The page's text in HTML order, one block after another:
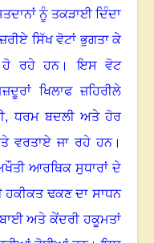
ਨੂੰ ਤਕੜਾਈ ਦਿੰਦਾ
ਸਿੱਖ ਵੋਟਾਂ ਭੁਗਤਾ ਕੇ
ਹੋ ਰਹੇ ਹਨ।ਇਸ ਵੋਟ
ਖਿਲਾਫ ਜ਼ਹਿਰੀਲੇ
,ਧਰਮ ਬਦਲੀ ਅਤੇ ਹੋਰ
ਵਰਤਾਏ ਜਾ ਰਹੇ ਹਨ।
ਆਰਥਿਕ ਸੁਧਾਰਾਂ ਦੇ
ਹਕੀਕਤ ਢਕਣ ਦਾ ਸਾਧਨ
ਅਤੇ ਕੇਂਦਰੀ ਹਕੂਮਤਾਂ